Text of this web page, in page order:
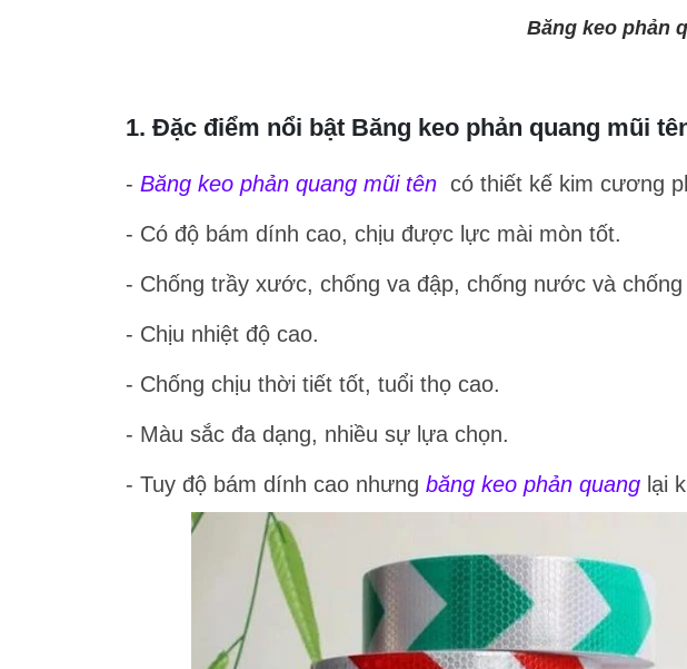
Băng keo phản
1. Đặc điểm nổi bật Băng keo phản quang mũi
-Băng keo phản quang mũi tên có thiết kế kim cương
- Có độ bám dính cao, chịu được lực mài mòn tốt.
- Chống trầy xước, chống va đập, chống nước và chống
- Chịu nhiệt độ cao.
- Chống chịu thời tiết tốt, tuổi thọ cao.
- Màu sắc đa dạng, nhiều sự lựa chọn.
- Tuy độ bám dính cao nhưngbăng keo phản quang lại